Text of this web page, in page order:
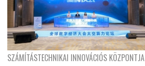
SZÁMÍTÁSTECHNIKAI INNOVÁCIÓS KÖZPONTJA